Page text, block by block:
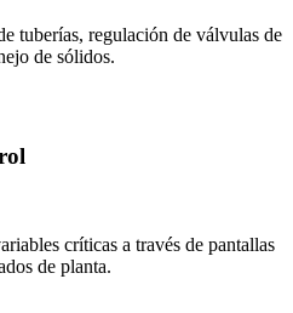
tuberías, regulación de válvulas de
de sólidos.
críticas a través de pantallas
de planta.